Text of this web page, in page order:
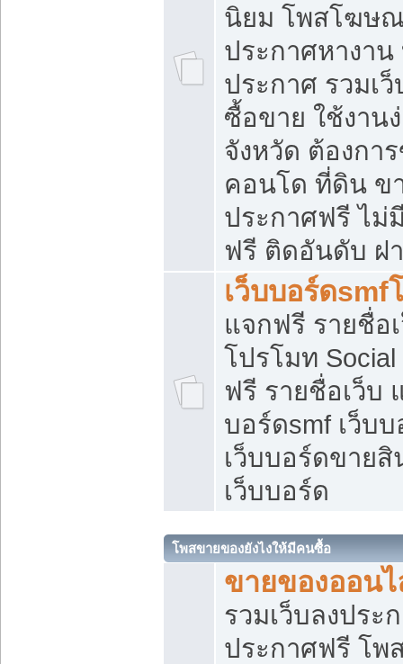
นิยม โพสโฆษ
ประกาศหางาน
ประกาศ รวมเ
ซื้อขาย ใช้งาน
จังหวัด ต้องกา
คอนโด ที่ดิน ข
ประกาศฟรี ไม่
ฟรี ติดอันดับ ฝ
เว็บบอร์ดsmf
แจกฟรี รายชื่อ
โปรโมท
ฟรี รายชื่อเว็บ
บอร์ดsmf เว็บ
เว็บบอร์ดขาย
เว็บบอร์ด
โพสขายของยังไงให้มีคนซื้อ
ขายของออน
รวมเว็บลงประ
ประกาศฟรี โพ